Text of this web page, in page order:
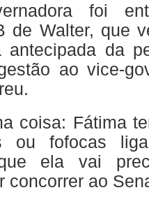
foi
de Walter, que
antecipada da
ao vice-
coisa: Fátima
ou fofocas
ela vai
concorrer ao